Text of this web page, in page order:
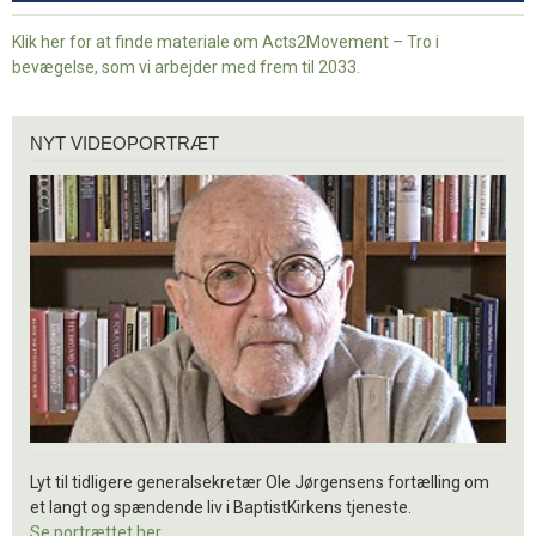
Klik her for at finde materiale om Acts2Movement – Tro i
bevægelse, som vi arbejder med frem til 2033.
videoportræt
NYT VIDEOPORTRÆT
Lyt til tidligere generalsekretær Ole Jørgensens fortælling om
et langt og spændende liv i BaptistKirkens tjeneste.